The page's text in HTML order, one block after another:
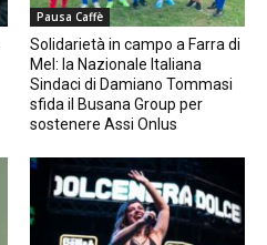
Pausa Caffè
Solidarietà in campo a Farra di
Mel: la Nazionale Italiana
Sindaci di Damiano Tommasi
sfida il Busana Group per
sostenere Assi Onlus